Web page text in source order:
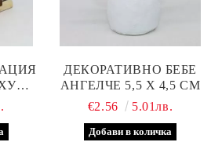
ДЕКОРАТИВНО БЕБЕ
АНГЕЛЧЕ 5,5 Х 4,5 СМ
€2.56
5.01лв.